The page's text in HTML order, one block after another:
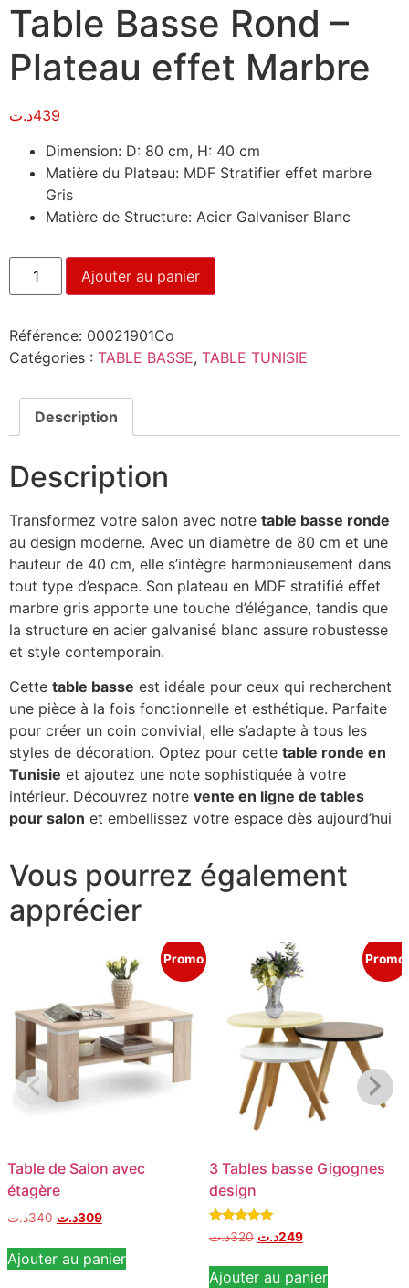
Table Basse Rond –
Plateau effet Marbre
439د.ت
Dimension: D: 80 cm, H: 40 cm
Matière du Plateau: MDF Stratifier effet marbre
Gris
Matière de Structure: Acier Galvaniser Blanc
Ajouter au panier
Référence: 00021901Co
Catégories : TABLE BASSE, TABLE TUNISIE
Description
Description
Transformez votre salon avec notre table basse ronde
au design moderne. Avec un diamètre de 80 cm et une
hauteur de 40 cm, elle s’intègre harmonieusement dans
tout type d’espace. Son plateau en MDF stratifié effet
marbre gris apporte une touche d’élégance, tandis que
la structure en acier galvanisé blanc assure robustesse
et style contemporain.
Cette table basse est idéale pour ceux qui recherchent
une pièce à la fois fonctionnelle et esthétique. Parfaite
pour créer un coin convivial, elle s’adapte à tous les
styles de décoration. Optez pour cette table ronde en
Tunisie et ajoutez une note sophistiquée à votre
intérieur. Découvrez notre vente en ligne de tables
pour salon et embellissez votre espace dès aujourd’hui
Vous pourrez également
apprécier
Promo
Table de Salon avec
étagère
340د.ت 309د.ت
Ajouter au panier
Promo
3 Tables basse Gigognes
design
Note
5.00
320د.ت 249د.ت
Ajouter au panier